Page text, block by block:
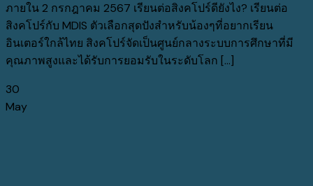
ภายใน 2 กรกฎาคม 2567 เรียนต่อสิงคโปร์ดียังไง? เรียนต่อ
สิงคโปร์กับ MDIS ตัวเลือกสุดปังสำหรับน้องๆที่อยากเรียน
อินเตอร์ใกล้ไทย สิงคโปร์จัดเป็นศูนย์กลางระบบการศึกษาที่มี
คุณภาพสูงและได้รับการยอมรับในระดับโลก [...]
30
May